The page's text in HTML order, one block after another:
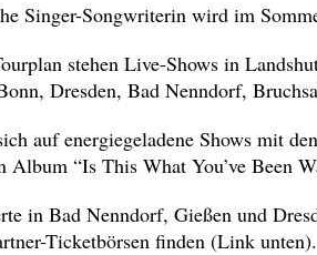
Singer-Songwriterin wird im
stehen Live-Shows in
Dresden, Bad Nenndorf,
auf energiegeladene Shows mit
Album “Is This What You’ve Been
in Bad Nenndorf, Gießen und
Ticketbörsen finden (Link unten).